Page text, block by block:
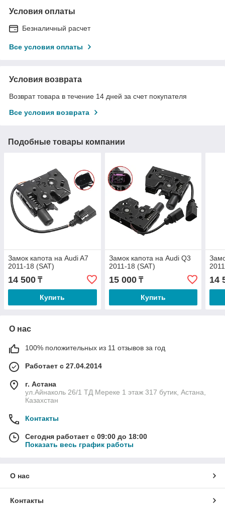
Условия оплаты
Безналичный расчет
Все условия оплаты
Условия возврата
Возврат товара в течение 14 дней за счет покупателя
Все условия возврата
Подобные товары компании
Замок капота на Audi A7
2011-18 (SAT)
14 500 ₸
Купить
Замок капота на Audi Q3
2011-18 (SAT)
15 000₸
Купить
14
О нас
100% положительных из 11 отзывов за год
Работает с 27.04.2014
г. Астана
ул.Айнаколь 26/1 ТД Мереке 1 этаж 317 бутик, Астана,
Казахстан
Контакты
Сегодня работает с 09:00 до 18:00
Показать весь график работы
О нас
Контакты